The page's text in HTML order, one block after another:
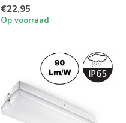
€22,95
Op voorraad